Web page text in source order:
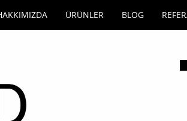
ÜRÜNLER BLOG